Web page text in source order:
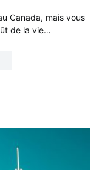
Canada, mais vous
de la vie…